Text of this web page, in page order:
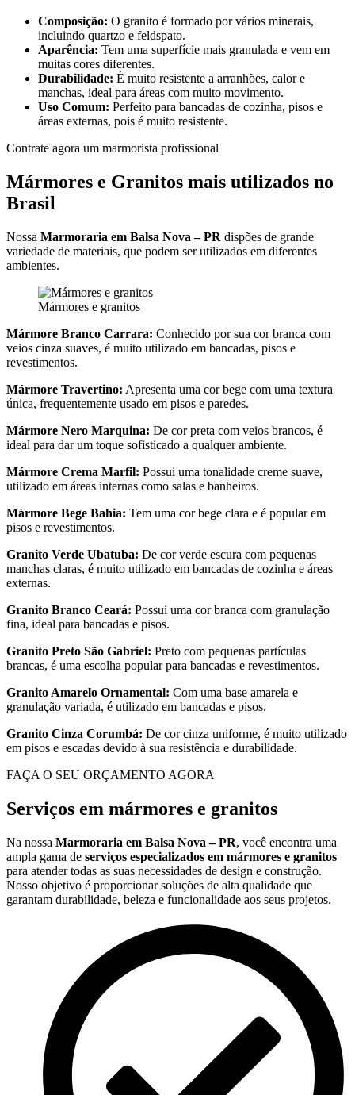
Composição: O granito é formado por vários minerais,
incluindo quartzo e feldspato.
Aparência: Tem uma superfície mais granulada e vem em
muitas cores diferentes.
Durabilidade: É muito resistente a arranhões, calor e
manchas, ideal para áreas com muito movimento.
Uso Comum: Perfeito para bancadas de cozinha, pisos e
áreas externas, pois é muito resistente.
Contrate agora um marmorista profissional
Mármores e Granitos mais utilizados no
Brasil
Nossa Marmoraria em Balsa Nova – PR dispões de grande
variedade de materiais, que podem ser utilizados em diferentes
ambientes.
Mármores e granitos
Mármore Branco Carrara: Conhecido por sua cor branca com
veios cinza suaves, é muito utilizado em bancadas, pisos e
revestimentos.
Mármore Travertino: Apresenta uma cor bege com uma textura
única, frequentemente usado em pisos e paredes.
Mármore Nero Marquina: De cor preta com veios brancos, é
ideal para dar um toque sofisticado a qualquer ambiente.
Mármore Crema Marfil: Possui uma tonalidade creme suave,
utilizado em áreas internas como salas e banheiros.
Mármore Bege Bahia: Tem uma cor bege clara e é popular em
pisos e revestimentos.
Granito Verde Ubatuba: De cor verde escura com pequenas
manchas claras, é muito utilizado em bancadas de cozinha e áreas
externas.
Granito Branco Ceará: Possui uma cor branca com granulação
fina, ideal para bancadas e pisos.
Granito Preto São Gabriel: Preto com pequenas partículas
brancas, é uma escolha popular para bancadas e revestimentos.
Granito Amarelo Ornamental: Com uma base amarela e
granulação variada, é utilizado em bancadas e pisos.
Granito Cinza Corumbá: De cor cinza uniforme, é muito utilizado
em pisos e escadas devido à sua resistência e durabilidade.
FAÇA O SEU ORÇAMENTO AGORA
Serviços em mármores e granitos
Na nossa Marmoraria em Balsa Nova – PR, você encontra uma
ampla gama de serviços especializados em mármores e granitos
para atender todas as suas necessidades de design e construção.
Nosso objetivo é proporcionar soluções de alta qualidade que
garantam durabilidade, beleza e funcionalidade aos seus projetos.